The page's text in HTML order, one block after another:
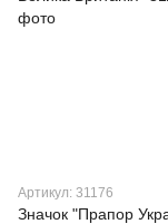
Артикул: 31176
Значок "Прапор